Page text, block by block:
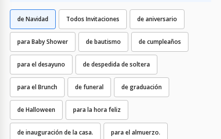
Todos Invitaciones de aniversario
para Baby Shower de bautismo de cumpleaños
para el desayuno de despedida de soltera
para el Brunch
de Navidad
de funeral de graduación
de Halloween para la hora feliz
de inauguración de la casa. para el almuerzo.